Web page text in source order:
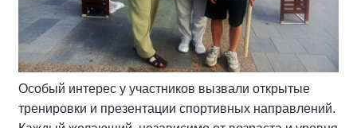
Особый интерес у участников вызвали открытые
тренировки и презентации спортивных направлений.